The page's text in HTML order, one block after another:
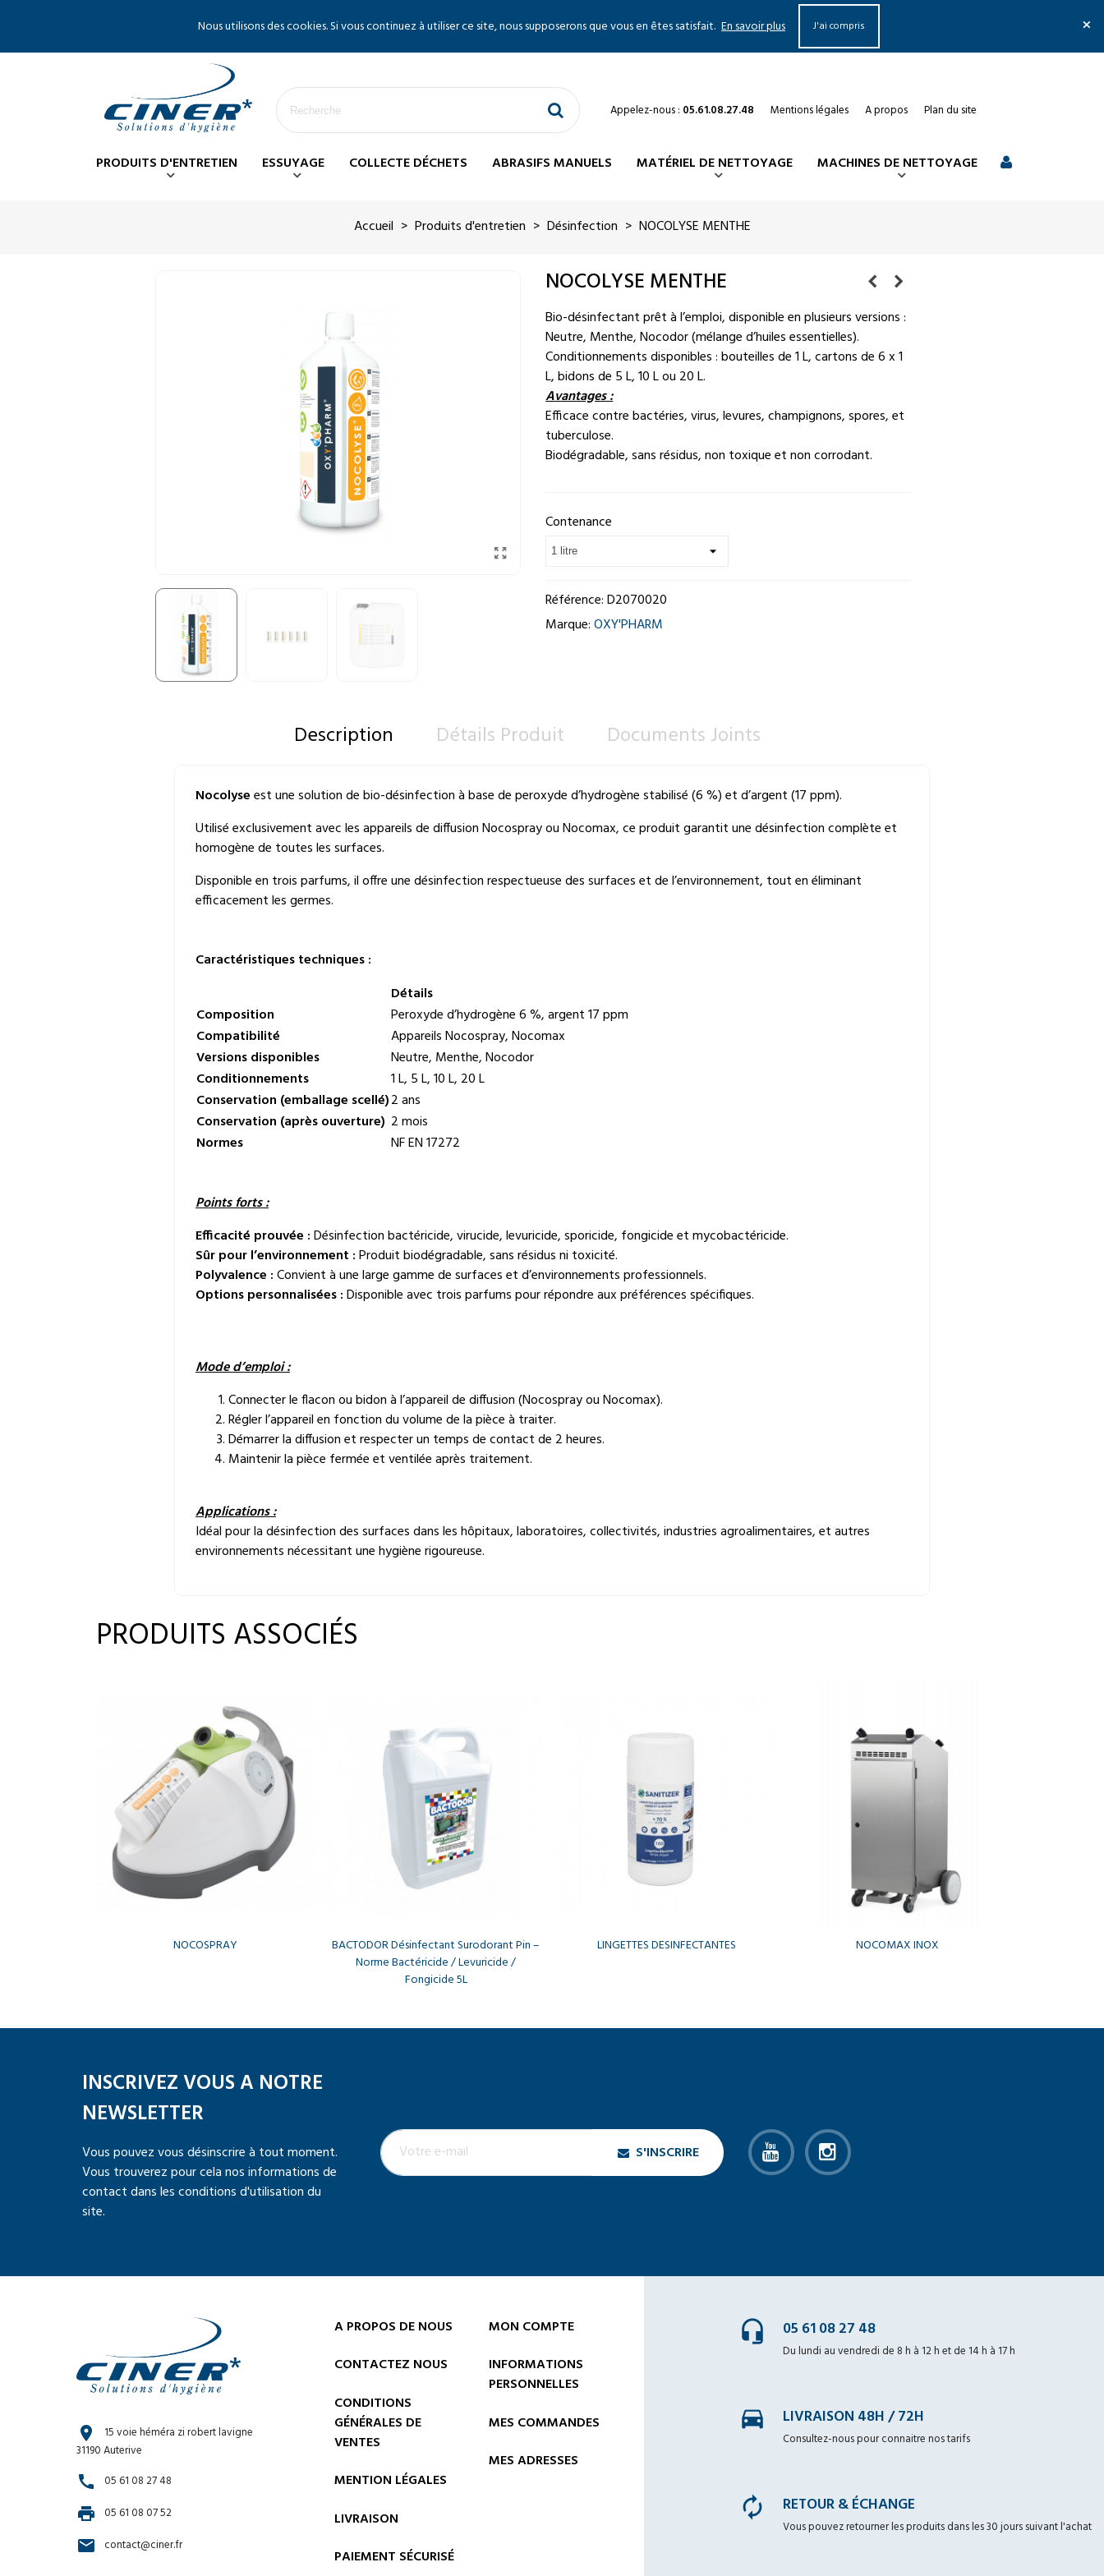
Nous utilisons des cookies. Si vous continuez à utiliser ce site, nous supposerons que vous en êtes satisfait. En savoir plus J'ai compris ×
Appelez-nous : 05.61.08.27.48 Mentions légales A propos Plan du site
PRODUITS D'ENTRETIEN ESSUYAGE COLLECTE DÉCHETS ABRASIFS MANUELS MATÉRIEL DE NETTOYAGE MACHINES DE NETTOYAGE
Accueil > Produits d'entretien > Désinfection > NOCOLYSE MENTHE
NOCOLYSE MENTHE
Bio-désinfectant prêt à l’emploi, disponible en plusieurs versions :
Neutre, Menthe, Nocodor (mélange d’huiles essentielles).
Conditionnements disponibles : bouteilles de 1 L, cartons de 6 x 1
L, bidons de 5 L, 10 L ou 20 L.
Avantages :
Efficace contre bactéries, virus, levures, champignons, spores, et
tuberculose.
Biodégradable, sans résidus, non toxique et non corrodant.
Contenance
Référence:D2070020
Marque:OXY'PHARM
Description Détails Produit Documents Joints
Nocolyseest une solution de bio-désinfection à base de peroxyde d’hydrogène stabilisé (6 %) et d’argent (17 ppm).
Utilisé exclusivement avec les appareils de diffusion Nocospray ou Nocomax, ce produit garantit une désinfection complète et
homogène de toutes les surfaces.
Disponible en trois parfums, il offre une désinfection respectueuse des surfaces et de l’environnement, tout en éliminant
efficacement les germes.
Caractéristiques techniques :
Détails
Composition
Peroxyde d’hydrogène 6 %, argent 17 ppm
Compatibilité
Appareils Nocospray, Nocomax
Versions disponibles
Neutre, Menthe, Nocodor
Conditionnements
1 L, 5 L, 10 L, 20 L
Conservation (emballage scellé)2 ans
Conservation (après ouverture) 2 mois
Normes
NF EN 17272
Points forts :
Efficacité prouvée :Désinfection bactéricide, virucide, levuricide, sporicide, fongicide et mycobactéricide.
Sûr pour l’environnement :Produit biodégradable, sans résidus ni toxicité.
Polyvalence :Convient à une large gamme de surfaces et d’environnements professionnels.
Options personnalisées :Disponible avec trois parfums pour répondre aux préférences spécifiques.
Mode d’emploi :
Connecter le flacon ou bidon à l’appareil de diffusion (Nocospray ou Nocomax).
Régler l’appareil en fonction du volume de la pièce à traiter.
Démarrer la diffusion et respecter un temps de contact de 2 heures.
Maintenir la pièce fermée et ventilée après traitement.
Applications :
Idéal pour la désinfection des surfaces dans les hôpitaux, laboratoires, collectivités, industries agroalimentaires, et autres
environnements nécessitant une hygiène rigoureuse.
PRODUITS ASSOCIÉS
NOCOSPRAY
BACTODOR Désinfectant Surodorant Pin –
Norme Bactéricide / Levuricide /
Fongicide 5L
LINGETTES DESINFECTANTES NOCOMAX INOX
INSCRIVEZ VOUS A NOTRE
NEWSLETTER
Vous pouvez vous désinscrire à tout moment.
Vous trouverez pour cela nos informations de
contact dans les conditions d'utilisation du
site.
S'INSCRIRE
location_on
15 voie héméra zi robert lavigne
31190 Auterive
call 05 61 08 27 48
print 05 61 08 07 52
email contact@ciner.fr
A PROPOS DE NOUS
CONTACTEZ NOUS
CONDITIONS
GÉNÉRALES DE
VENTES
MENTION LÉGALES
LIVRAISON
PAIEMENT SÉCURISÉ
MON COMPTE
INFORMATIONS
PERSONNELLES
MES COMMANDES
MES ADRESSES
headset_mic 05 61 08 27 48
Du lundi au vendredi de 8 h à 12 h et de 14 h à 17 h
time_to_leave LIVRAISON 48H / 72H
Consultez-nous pour connaitre nos tarifs
autorenew RETOUR & ÉCHANGE
Vous pouvez retourner les produits dans les 30 jours suivant l'achat